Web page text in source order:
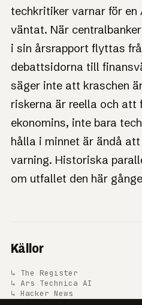
techkritiker varnar för en
väntat. När
i sin årsrapport flyttas
debattsidorna till
säger inte att kraschen
riskerna är reella och att
ekonomins, inte bara
hålla i minnet är ändå
varning. Historiska
om utfallet den här
Källor
↳ The Register
↳ Ars Technica AI
↳ Hacker News